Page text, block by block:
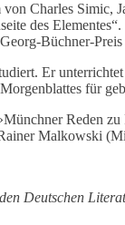
Charles Simic,
des
Büchner-
Er
für
Reden
Malkowski
Deutschen